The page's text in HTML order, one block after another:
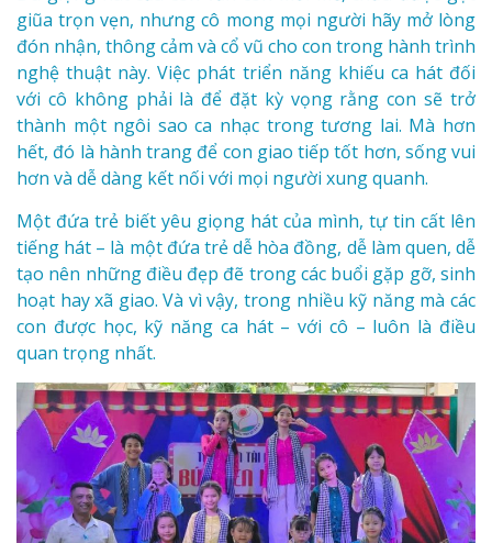
giũa trọn vẹn, nhưng cô mong mọi người hãy mở lòng
đón nhận, thông cảm và cổ vũ cho con trong hành trình
nghệ thuật này. Việc phát triển năng khiếu ca hát đối
với cô không phải là để đặt kỳ vọng rằng con sẽ trở
thành một ngôi sao ca nhạc trong tương lai. Mà hơn
hết, đó là hành trang để con giao tiếp tốt hơn, sống vui
hơn và dễ dàng kết nối với mọi người xung quanh.
Một đứa trẻ biết yêu giọng hát của mình, tự tin cất lên
tiếng hát – là một đứa trẻ dễ hòa đồng, dễ làm quen, dễ
tạo nên những điều đẹp đẽ trong các buổi gặp gỡ, sinh
hoạt hay xã giao. Và vì vậy, trong nhiều kỹ năng mà các
con được học, kỹ năng ca hát – với cô – luôn là điều
quan trọng nhất.